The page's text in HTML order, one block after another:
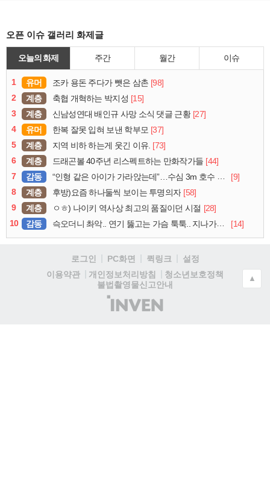
오픈 이슈 갤러리 화제글
오늘의 화제 주간 월간 이슈
1 유머 조카 용돈 주다가 뺏은 삼촌 [98]
2
계층 축협 개혁하는 박지성 [15]
3
계층 신남성연대 배인규 사망 소식 댓글 근황 [27]
4
유머 한복 잘못 입혀 보낸 학부모 [37]
5
계층 지역 비하 하는게 웃긴 이유. [73]
6
계층 드래곤볼 40주년 리스펙트하는 만화작가들 [44]
7
감동 “인형 같은 아이가 가라앉는데”…수심 3m 호수 뛰어든 60대 의인
[9]
8
계층 후방)요즘 하나둘씩 보이는 투명의자 [58]
9
계층 ㅇㅎ) 나이키 역사상 최고의 품질이던 시절 [28]
10
감동 슥오더니 촤악.. 연기 뚫고는 가슴 툭툭.. 지나가던 아재의 정체 [14]
로그인 PC화면 퀵링크
설정
이용약관
개인정보처리방침
청소년보호정책
불법촬영물신고안내
(주)
인
▲